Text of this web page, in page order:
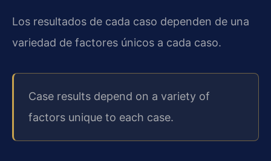
Los resultados de cada caso dependen de una
variedad de factores únicos a cada caso.
Case results depend on a variety of
factors unique to each case.